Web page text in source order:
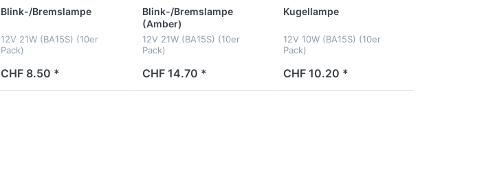
Blink-/Bremslampe
12V 21W (BA15S) (10er
Pack)
CHF 8.50 *
Blink-/Bremslampe
(Amber)
12V 21W (BA15S) (10er
Pack)
CHF 14.70 *
Kugellampe
12V 10W (BA15S) (10er
Pack)
CHF 10.20 *